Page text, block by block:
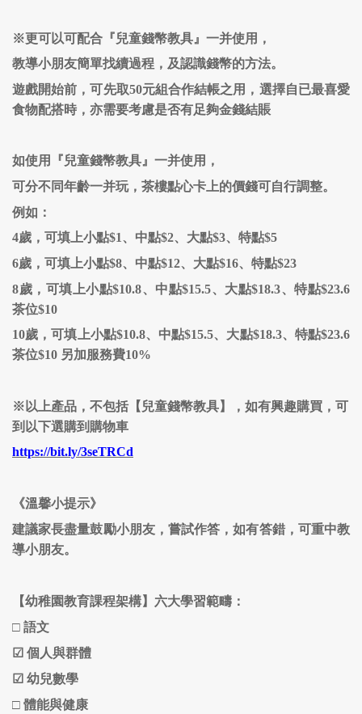
※更可以可配合『兒童錢幣教具』一并使用，
教導小朋友簡單找續過程，及認識錢幣的方法。
遊戲開始前，可先取50元組合作結帳之用，選擇自已最喜愛
食物配搭時，亦需要考慮是否有足夠金錢結賬
如使用『兒童錢幣教具』一并使用，
可分不同年齡一并玩，茶樓點心卡上的價錢可自行調整。
例如：
4歲，可填上小點$1、中點$2、大點$3、特點$5
6歲，可填上小點$8、中點$12、大點$16、特點$23
8歲，可填上小點$10.8、中點$15.5、大點$18.3、特點$23.6
茶位$10
10歲，可填上小點$10.8、中點$15.5、大點$18.3、特點$23.6
茶位$10 另加服務費10%
※以上產品，不包括【兒童錢幣教具】，如有興趣購買，可
到以下選購到購物車
https://bit.ly/3seTRCd
《溫馨小提示》
建議家長盡量鼓勵小朋友，嘗試作答，如有答錯，可重中教
導小朋友。
【幼稚園教育課程架構】六大學習範疇：
□ 語文
☑ 個人與群體
☑ 幼兒數學
□ 體能與健康